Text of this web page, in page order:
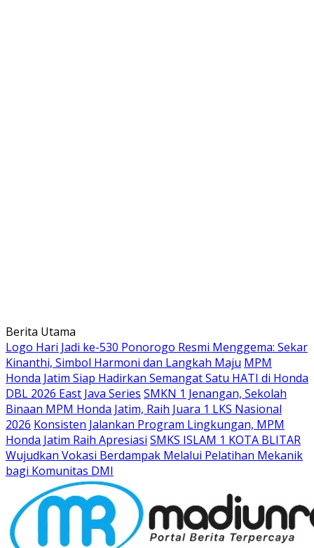
Langsung
ke
konten
Berita Utama
Logo Hari Jadi ke-530 Ponorogo Resmi Menggema: Sekar
Kinanthi, Simbol Harmoni dan Langkah Maju MPM
Honda Jatim Siap Hadirkan Semangat Satu HATI di Honda
DBL 2026 East Java Series SMKN 1 Jenangan, Sekolah
Binaan MPM Honda Jatim, Raih Juara 1 LKS Nasional
2026 Konsisten Jalankan Program Lingkungan, MPM
Honda Jatim Raih Apresiasi SMKS ISLAM 1 KOTA BLITAR
Wujudkan Vokasi Berdampak Melalui Pelatihan Mekanik
bagi Komunitas DMI